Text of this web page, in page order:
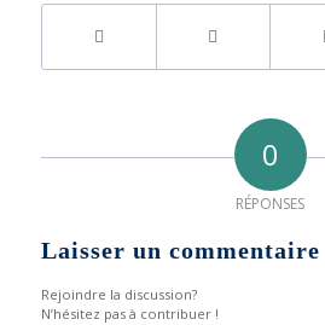
0
RÉPONSES
Laisser un commentaire
Rejoindre la discussion?
N’hésitez pas à contribuer !